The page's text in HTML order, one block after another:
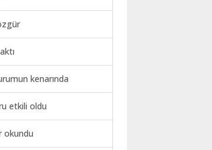
kenarında
etkili oldu
okundu